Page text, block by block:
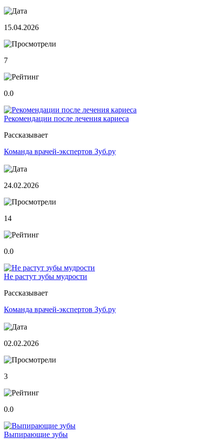
15.04.2026
7
0.0
Рекомендации после лечения кариеса
Рассказывает
Команда врачей-экспертов Зуб.ру
24.02.2026
14
0.0
Не растут зубы мудрости
Рассказывает
Команда врачей-экспертов Зуб.ру
02.02.2026
3
0.0
Выпирающие зубы